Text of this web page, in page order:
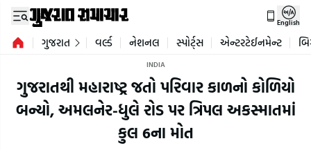
English
ગુજરાત વર્લ્ડ નેશનલ સ્પોર્ટ્સ એન્ટરટેઈનમેન્ટ
INDIA
ગુજરાતથી મહારાષ્ટ્ર જતો પરિવાર કાળનો કોળિયો
બન્યો, અમલનેર-ધુલે રોડ પર ત્રિપલ અકસ્માતમાં
કુલ 6ના મોત